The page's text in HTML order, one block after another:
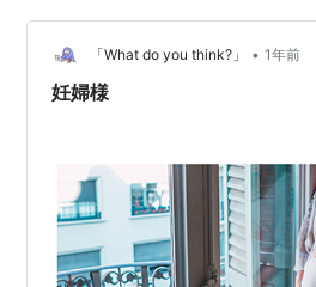
「What do you think?」 • 1年前
妊婦様